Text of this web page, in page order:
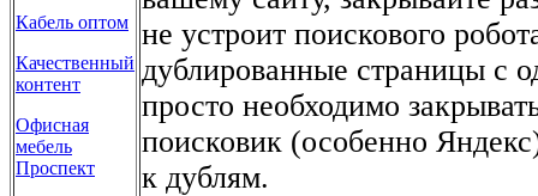
Кабель оптом
Качественный
контент
Офисная
мебель
Проспект
не устроит поискового
дублированные страницы с
просто необходимо
поисковик (особенно
к дублям.